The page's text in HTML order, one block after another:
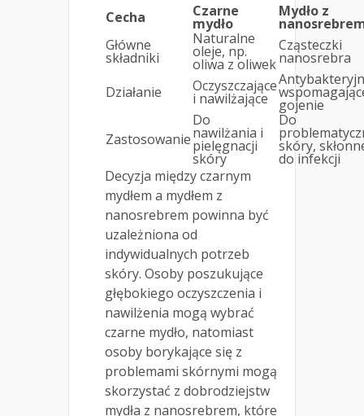
Cecha Czarne
mydło
Mydło z
Główne
składniki
Naturalne
oleje, np.
oliwa z oliwek
Cząsteczki
nanosrebra
Działanie
Oczyszczające
i nawilżające
gojenie
Zastosowanie
Do
nawilżania i
pielęgnacji
skóry
Do
skóry,
do infekcji
Decyzja między czarnym
mydłem a mydłem z
nanosrebrem powinna być
uzależniona od
indywidualnych potrzeb
skóry. Osoby poszukujące
głębokiego oczyszczenia i
nawilżenia mogą wybrać
czarne mydło, natomiast
osoby borykające się z
problemami skórnymi mogą
skorzystać z dobrodziejstw
mydła z nanosrebrem, które